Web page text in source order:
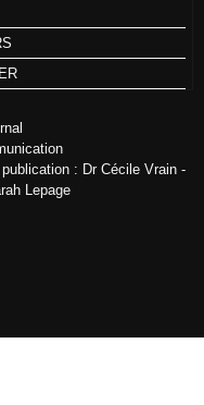
: Dr Cécile Vrain -
Lepage